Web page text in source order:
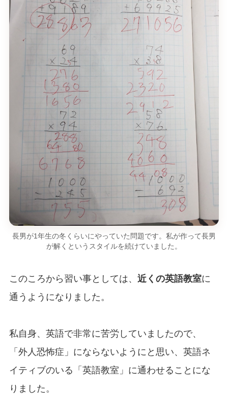
長男が1年生の冬くらいにやっていた問題です。私が作って長男
が解くというスタイルを続けていました。
このころから習い事としては、 近くの英語教室に
通うようになりました。
私自身、英語で非常に苦労していましたので、
「外人恐怖症」にならないようにと思い、英語ネ
イティブのいる「英語教室」に通わせることにな
りました。